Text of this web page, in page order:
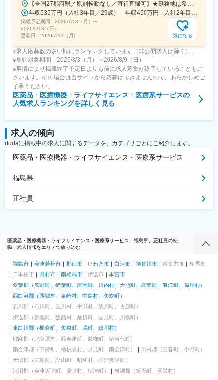
【全国27都府県／原則転勤なし／直行直帰可】★勤務地は希望を考慮★拠点により車通勤OK※充足状況により、ご希望の勤務地での募集が終了している場合があります。※転居を伴う転勤の有無は、半年ごとに希望を伺い、選択いただけます。■東北■・宮城県（仙台市）■関東■・東京都（東京23区など）・神奈川県（横浜市など）・埼玉県（さいたま市など）・千葉県（千葉市など）・茨城県（水戸市）・栃木県（宇都宮市／足利市）・群馬県（前橋市）■東海■・愛知県（名古屋市／豊田市／豊橋市／小牧市）・静岡県（静岡市／浜松市／沼津市／焼津市／富士市）・岐阜県（岐阜市）・三重県（四日市市）■信越・北陸■・長野県（長野市）・山梨県（甲府市）・石川県（金沢市）・富山県（富山市）・福井県（福井市）■関西■・大阪府・兵庫県（神戸市／尼崎市／姫路市）・京都府（京都市）・奈良県（奈良市／天理市）・滋賀県（大津市／彦根市）・和歌山県（和歌山市／田辺市）■中国■・広島県（広島市）・岡山県（岡山市）■四国■・香川県（高松市）■九州■・福岡県（福岡市）
年収535万円（入社3年目／29歳） 年収450万円（入社2年目／26歳）
掲載予定期間： 2026/7/13（月） 〜
2026/9/13（日）
更新日： 2026/7/13（月） 気になる
※求人応募数の多い順にランキングしています（非公開求人は除く）。
※集計対象期間：2026/8/3（月）～2026/8/9（日）
※事情により掲載終了予定日よりも前に求人募集が終了していることもご
ざいます。その場合は当サイトから応募はできませんので、あらかじめご
了承ください。
医薬品・医療機器・ライフサイエンス・医療系サービスの
人気求人ランキングを詳しく見る
求人の傾向
dodaに掲載中の求人に関するデータを、カテゴリごとにご紹介します。
医薬品・医療機器・ライフサイエンス・医療系サービス
福島県
正社員
医薬品・医療機器・ライフサイエンス・医療系サービス、福島県、正社員の転
職・求人情報をエリアで絞り込む
福島市 会津若松市 郡山市 いわき市 白河市 須賀川市 喜多方市
相馬市
二本松市
田村市 南相馬市 伊達市
本宮市
双葉郡（広野町、楢葉町、富岡町、川内村、大熊町、双葉町、浪江町、葛尾村）
西白河郡（西郷村、泉崎村、中島村、矢吹町）
石川郡（石川町、玉川村、平田村、浅川町、古殿町）
伊達郡（新地町、飯舘村、桑折町、国見町、川俣町）
東白川郡（棚倉町、矢祭町、塙町、鮫川村）
耶麻郡（北塩原村、西会津町、磐梯町、猪苗代町）
南会津郡（下郷町、檜枝岐村、只見町、南会津町）
田村郡（三春町、小野町）
大沼郡（三島町、金山町、昭和村、会津美里町）
河沼郡（会津坂下町、湯川村、柳津町）
岩瀬郡（鏡石町、天栄村）